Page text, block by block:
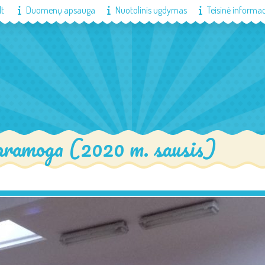
Duomenų apsauga Nuotolinis ugdymas Teisinė
(2020 m. sausis)